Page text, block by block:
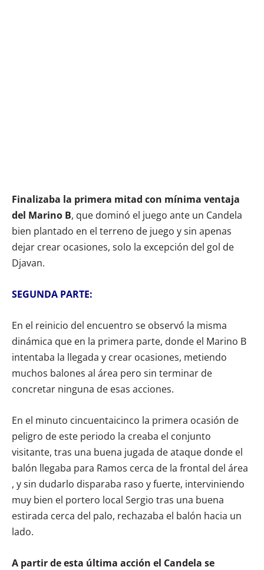
Finalizaba la primera mitad con mínima ventaja
del Marino B, que dominó el juego ante un Candela
bien plantado en el terreno de juego y sin apenas
dejar crear ocasiones, solo la excepción del gol de
Djavan.
SEGUNDA PARTE:
En el reinicio del encuentro se observó la misma
dinámica que en la primera parte, donde el Marino B
intentaba la llegada y crear ocasiones, metiendo
muchos balones al área pero sin terminar de
concretar ninguna de esas acciones.
En el minuto cincuentaicinco la primera ocasión de
peligro de este periodo la creaba el conjunto
visitante, tras una buena jugada de ataque donde el
balón llegaba para Ramos cerca de la frontal del área
, y sin dudarlo disparaba raso y fuerte, interviniendo
muy bien el portero local Sergio tras una buena
estirada cerca del palo, rechazaba el balón hacia un
lado.
A partir de esta última acción el Candela se